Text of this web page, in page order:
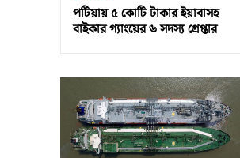
পটিয়ায় ৫ কোটি টাকার ইয়াবাসহ
বাইকার গ্যাংয়ের ৬ সদস্য গ্রেপ্তার